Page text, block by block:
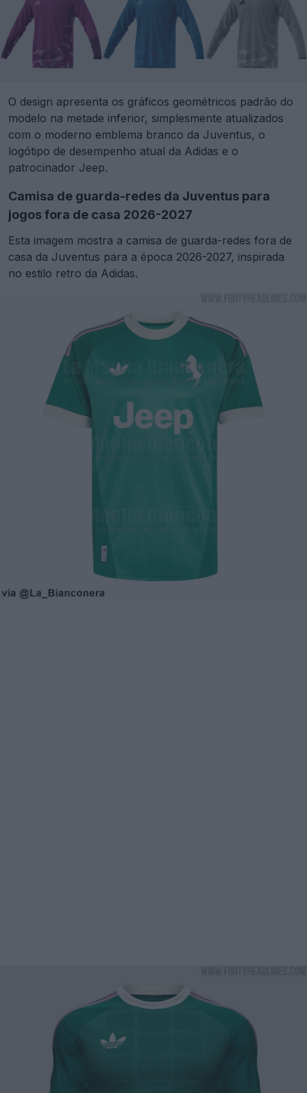
O design apresenta os gráficos geométricos padrão do
modelo na metade inferior, simplesmente atualizados
com o moderno emblema branco da Juventus, o
logótipo de desempenho atual da Adidas e o
patrocinador Jeep.
Camisa de guarda-redes da Juventus para
jogos fora de casa 2026-2027
Esta imagem mostra a camisa de guarda-redes fora de
casa da Juventus para a época 2026-2027, inspirada
no estilo retro da Adidas.